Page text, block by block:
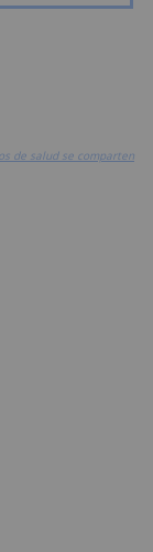
de salud se comparten